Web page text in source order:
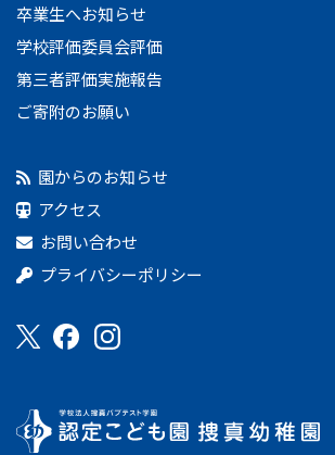
卒業生へお知らせ
学校評価委員会評価
第三者評価実施報告
ご寄附のお願い
園からのお知らせ
アクセス
お問い合わせ
プライバシーポリシー